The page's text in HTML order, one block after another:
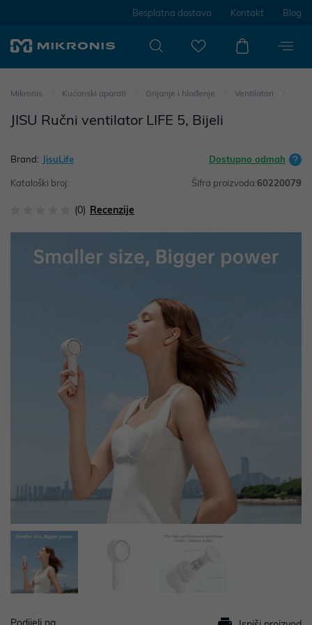
Besplatna dostava Kontakt Blog
Mikronis Kućanski aparati Grijanje i hlađenje Ventilatori
JISU Ručni ventilator LIFE 5, Bijeli
Brand: JisuLife Dostupno odmah
Kataloški broj: Šifra proizvoda:60220079
(0) Recenzije